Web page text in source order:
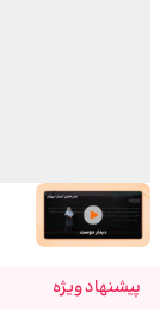
پیشنهاد ویژه